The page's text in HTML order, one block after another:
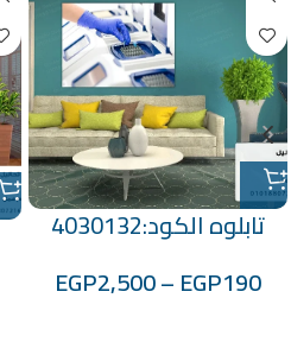
تابلوه الكود:4030132
EGP190
–
EGP2,500